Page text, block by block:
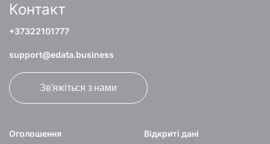
Оголошення Відкриті дані
Контакт
+37322101777
support@edata.business
Зв'яжіться з нами